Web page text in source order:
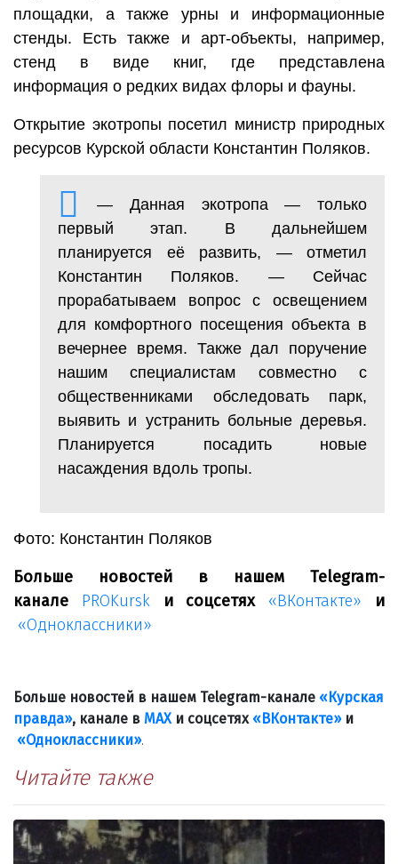
площадки, а также урны и информационные
стенды. Есть также и арт-объекты, например,
стенд в виде книг, где представлена
информация о редких видах флоры и фауны.
Открытие экотропы посетил министр природных
ресурсов Курской области Константин Поляков.
— Данная экотропа — только
первый этап. В дальнейшем
планируется её развить, — отметил
Константин Поляков. — Сейчас
прорабатываем вопрос с освещением
для комфортного посещения объекта в
вечернее время. Также дал поручение
нашим специалистам совместно с
общественниками обследовать парк,
выявить и устранить больные деревья.
Планируется посадить новые
насаждения вдоль тропы.
Фото: Константин Поляков
Больше новостей в нашем Telegram-
канале PROKurskи соцсетях «ВКонтакте» и
«Одноклассники»
Больше новостей в нашем Telegram-канале «Курская
правда», канале в МАХи соцсетях «ВКонтакте»и
«Одноклассники».
Читайте также